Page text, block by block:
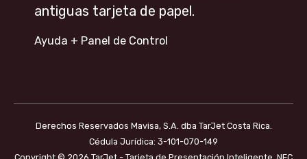
antiguas tarjeta de papel.
Ayuda + Panel de Control
Derechos Reservados Mavisa, S.A. dba TarJet Costa Rica.
Cédula Jurídica: 3-101-070-149